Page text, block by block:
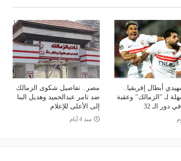
أبطال إفريقيا..
لـ "الزمالك" وعقبة
دور الـ 32
مصر.. تفاصيل شكوى الزمالك
ضد تامر عبدالحميد وهديل البنا
إلى الأعلى للإعلام
منذ 4 أيام
هل يذهب لريال مدريد؟.. السيتي يرفض
عرض برشلونة بشأن رودري
علي بن